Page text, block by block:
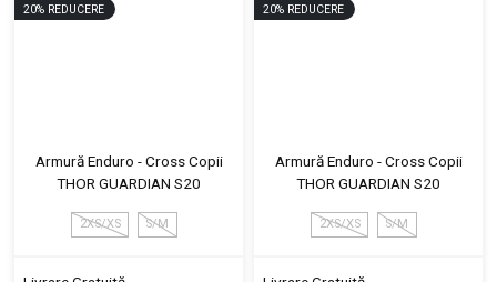
20% REDUCERE
Armură Enduro - Cross Copii
THOR GUARDIAN S20
2XS/XS S/M
20% REDUCERE
Armură Enduro - Cross Copii
THOR GUARDIAN S20
2XS/XS S/M